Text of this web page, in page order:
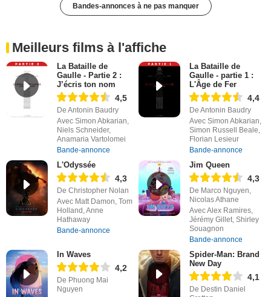
Bandes-annonces à ne pas manquer
Meilleurs films à l'affiche
La Bataille de
Gaulle - Partie 2 :
J’écris ton nom
4,5
De Antonin Baudry
Avec Simon Abkarian,
Niels Schneider,
Anamaria Vartolomei
Bande-annonce
La Bataille de
Gaulle - partie 1 :
L'Âge de Fer
4,4
De Antonin Baudry
Avec Simon Abkarian,
Simon Russell Beale,
Florian Lesieur
Bande-annonce
L'Odyssée
4,3
De Christopher Nolan
Avec Matt Damon, Tom
Holland, Anne
Hathaway
Bande-annonce
Jim Queen
4,3
De Marco Nguyen,
Nicolas Athane
Avec Alex Ramires,
Jérémy Gillet, Shirley
Souagnon
Bande-annonce
In Waves
4,2
De Phuong Mai
Nguyen
Spider-Man: Brand
New Day
4,1
De Destin Daniel